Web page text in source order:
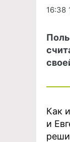
16:38
Как
и